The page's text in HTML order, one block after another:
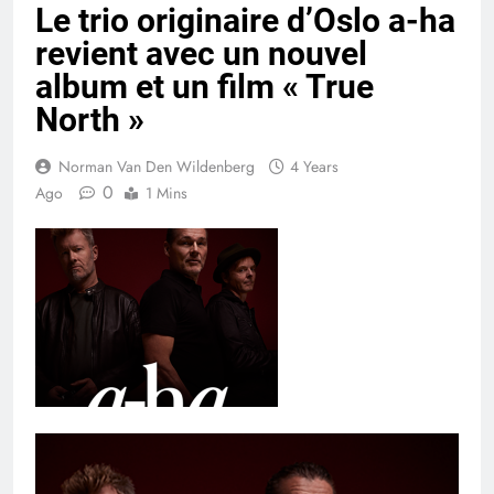
Le trio originaire d’Oslo a-ha
revient avec un nouvel
album et un film « True
North »
Norman Van Den Wildenberg
4 Years
Ago
0 1 Mins